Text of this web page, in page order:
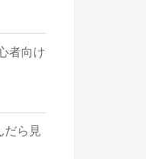
者向け
だら見